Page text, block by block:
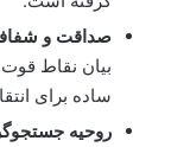
صداقت و
بیان نقاط
ساده برای
روحیه